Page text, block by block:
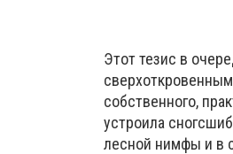
Этот тезис в
собственного,
устроила
лесной нимфы и в